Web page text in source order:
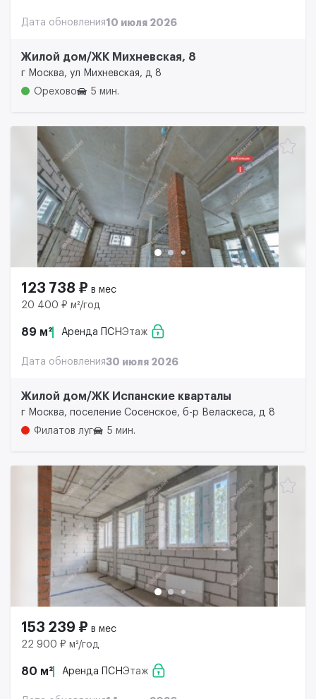
Дата обновления10 июля 2026
Жилой дом/ЖК Михневская, 8
г Москва, ул Михневская, д 8
Орехово
5 мин.
123 738 ₽ в мес
20 400 ₽ м²/год
89 м² Аренда ПСНЭтаж
Дата обновления30 июля 2026
Жилой дом/ЖК Испанские кварталы
г Москва, поселение Сосенское, б-р Веласкеса, д 8
Филатов луг
5 мин.
153 239 ₽ в мес
22 900 ₽ м²/год
80 м² Аренда ПСНЭтаж